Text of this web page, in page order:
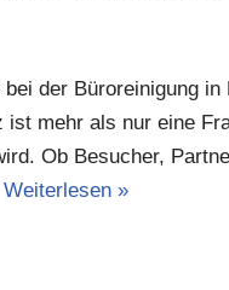
der Büroreinigung
ist mehr als nur eine
Ob Besucher,
Weiterlesen »